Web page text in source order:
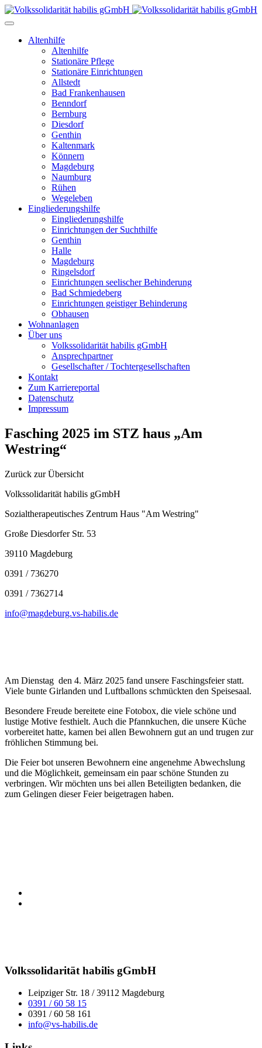
Altenhilfe
Altenhilfe
Stationäre Pflege
Stationäre Einrichtungen
Allstedt
Bad Frankenhausen
Benndorf
Bernburg
Diesdorf
Genthin
Kaltenmark
Könnern
Magdeburg
Naumburg
Rühen
Wegeleben
Eingliederungshilfe
Eingliederungshilfe
Einrichtungen der Suchthilfe
Genthin
Halle
Magdeburg
Ringelsdorf
Einrichtungen seelischer Behinderung
Bad Schmiedeberg
Einrichtungen geistiger Behinderung
Obhausen
Wohnanlagen
Über uns
Volkssolidarität habilis gGmbH
Ansprechpartner
Gesellschafter / Tochtergesellschaften
Kontakt
Zum Karriereportal
Datenschutz
Impressum
Fasching 2025 im STZ haus „Am
Westring“
Zurück zur Übersicht
Volkssolidarität habilis gGmbH
Sozialtherapeutisches Zentrum Haus "Am Westring"
Große Diesdorfer Str. 53
39110 Magdeburg
0391 / 736270
0391 / 7362714
info@magdeburg.vs-habilis.de
Am Dienstag den 4. März 2025 fand unsere Faschingsfeier statt.
Viele bunte Girlanden und Luftballons schmückten den Speisesaal.
Besondere Freude bereitete eine Fotobox, die viele schöne und
lustige Motive festhielt. Auch die Pfannkuchen, die unsere Küche
vorbereitet hatte, kamen bei allen Bewohnern gut an und trugen zur
fröhlichen Stimmung bei.
Die Feier bot unseren Bewohnern eine angenehme Abwechslung
und die Möglichkeit, gemeinsam ein paar schöne Stunden zu
verbringen. Wir möchten uns bei allen Beteiligten bedanken, die
zum Gelingen dieser Feier beigetragen haben.
Volkssolidarität habilis gGmbH
Leipziger Str. 18 / 39112 Magdeburg
0391 / 60 58 15
0391 / 60 58 161
info@vs-habilis.de